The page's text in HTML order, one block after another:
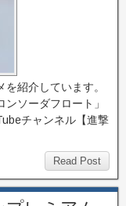
紹介しています。
ソーダフロート」
チャンネル【進撃
Read Post